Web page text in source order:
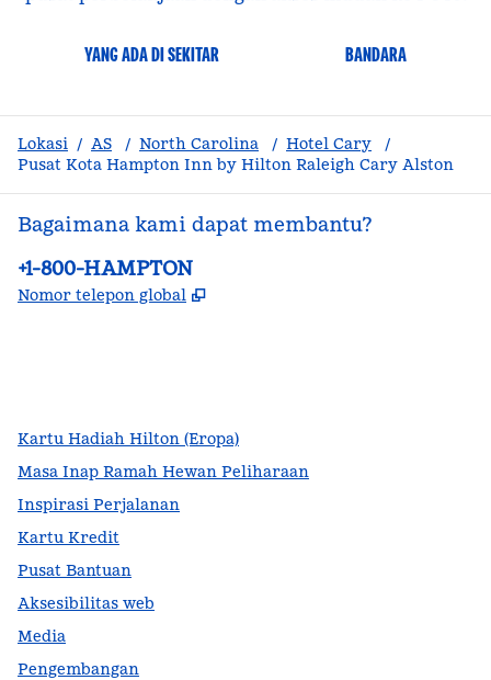
YANG ADA DI SEKITAR BANDARA
Lokasi / AS / North Carolina / Hotel Cary
/
Pusat Kota Hampton Inn by Hilton Raleigh Cary Alston
Bagaimana kami dapat membantu?
Telepon:
+1-800-HAMPTON
Nomor telepon global ,
Kartu Hadiah Hilton (Eropa)
Masa Inap Ramah Hewan Peliharaan
Inspirasi Perjalanan
Kartu Kredit
Pusat Bantuan
Aksesibilitas web
Media
Pengembangan